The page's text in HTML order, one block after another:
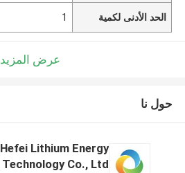
الحد الأدنى لكمية 1
عرض المزيد
حول نا
Hefei Lithium Energy